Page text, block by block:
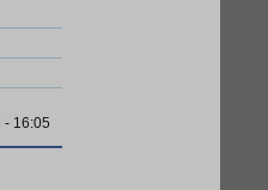
- 16:05